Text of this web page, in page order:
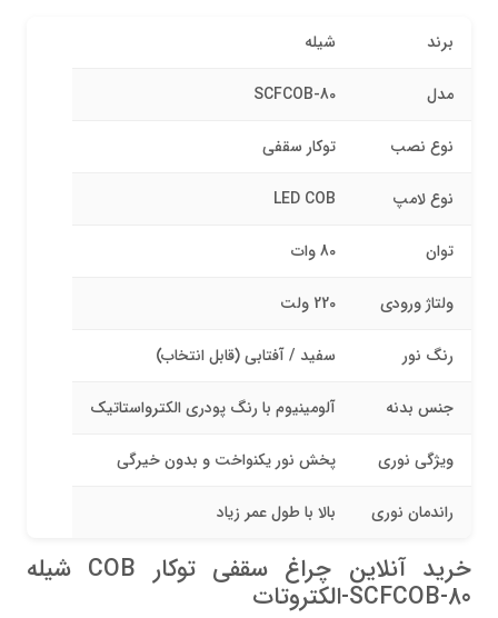
برند شیله
مدل SCFCOB-80
نوع نصب توکار سقفی
نوع لامپ LED COB
توان 80 وات
ولتاژ ورودی 220 ولت
رنگ نور سفید / آفتابی (قابل انتخاب)
جنس بدنه آلومینیوم با رنگ پودری الکترواستاتیک
ویژگی نوری پخش نور یکنواخت و بدون خیرگی
راندمان نوری بالا با طول عمر زیاد
خرید آنلاین چراغ سقفی توکار COB شیله
SCFCOB-80-الکتروتات